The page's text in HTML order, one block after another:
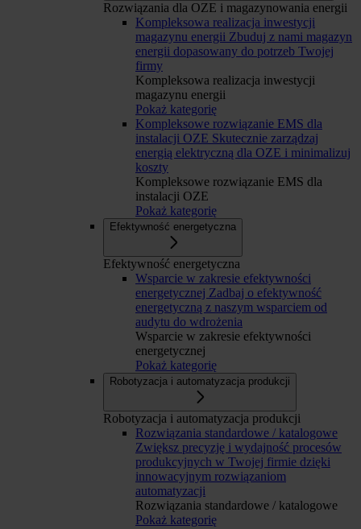
Rozwiązania dla OZE i magazynowania energii
Kompleksowa realizacja inwestycji
magazynu energii Zbuduj z nami magazyn
energii dopasowany do potrzeb Twojej
firmy
Kompleksowa realizacja inwestycji
magazynu energii
Pokaż kategorię
Kompleksowe rozwiązanie EMS dla
instalacji OZE Skutecznie zarządzaj
energią elektryczną dla OZE i minimalizuj
koszty
Kompleksowe rozwiązanie EMS dla
instalacji OZE
Pokaż kategorię
Efektywność energetyczna
Efektywność energetyczna
Wsparcie w zakresie efektywności
energetycznej Zadbaj o efektywność
energetyczną z naszym wsparciem od
audytu do wdrożenia
Wsparcie w zakresie efektywności
energetycznej
Pokaż kategorię
Robotyzacja i automatyzacja produkcji
Robotyzacja i automatyzacja produkcji
Rozwiązania standardowe / katalogowe
Zwiększ precyzję i wydajność procesów
produkcyjnych w Twojej firmie dzięki
innowacyjnym rozwiązaniom
automatyzacji
Rozwiązania standardowe / katalogowe
Pokaż kategorię